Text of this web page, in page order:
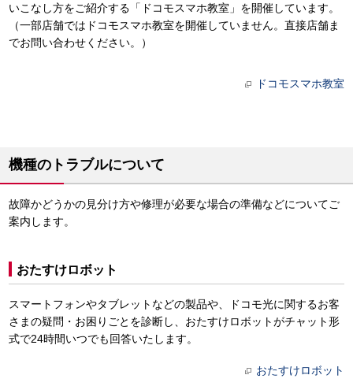
いこなし方をご紹介する「ドコモスマホ教室」を開催しています。
（一部店舗ではドコモスマホ教室を開催していません。直接店舗ま
でお問い合わせください。）
ドコモスマホ教室
機種のトラブルについて
故障かどうかの見分け方や修理が必要な場合の準備などについてご
案内します。
おたすけロボット
スマートフォンやタブレットなどの製品や、ドコモ光に関するお客
さまの疑問・お困りごとを診断し、おたすけロボットがチャット形
式で24時間いつでも回答いたします。
おたすけロボット